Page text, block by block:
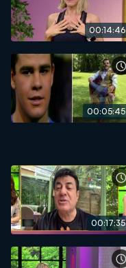
00:14:46
00:05:45
00:17:35